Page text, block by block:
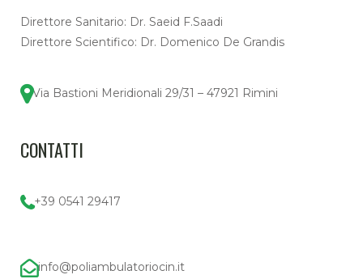
Direttore Sanitario: Dr. Saeid F.Saadi
Direttore Scientifico: Dr. Domenico De Grandis
Via Bastioni Meridionali 29/31 – 47921 Rimini
CONTATTI
+39 0541 29417
info@poliambulatoriocin.it